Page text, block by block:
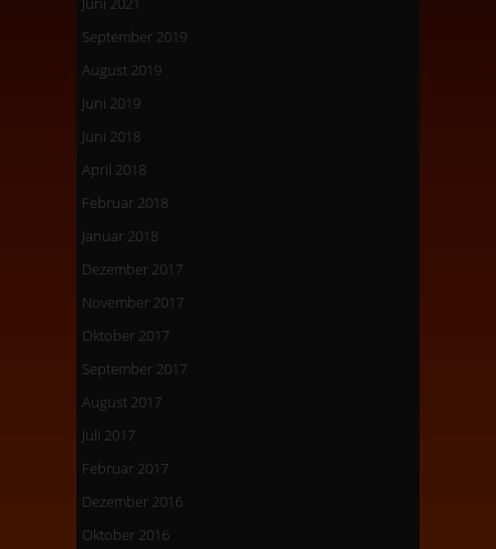
September 2019
August 2019
Juni 2019
Juni 2018
April 2018
Februar 2018
Januar 2018
Dezember 2017
November 2017
Oktober 2017
September 2017
August 2017
Juli 2017
Februar 2017
Dezember 2016
Oktober 2016